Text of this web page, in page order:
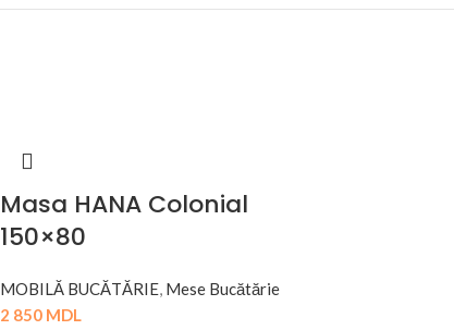
Masa HANA Colonial
150×80
MOBILĂ BUCĂTĂRIE, Mese Bucătărie
2 850 MDL